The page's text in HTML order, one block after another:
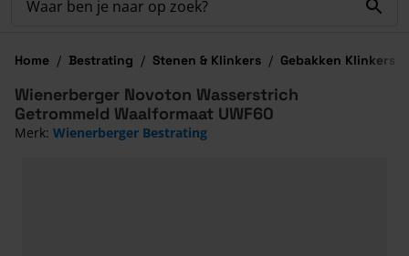
Home / Bestrating / Stenen & Klinkers / Gebakken Klinkers
Wienerberger Novoton Wasserstrich
Getrommeld Waalformaat UWF60
Merk: Wienerberger Bestrating